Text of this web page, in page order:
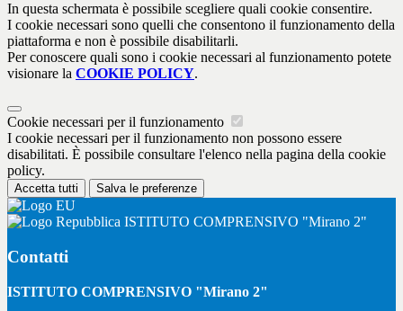
In questa schermata è possibile scegliere quali cookie consentire.
I cookie necessari sono quelli che consentono il funzionamento della
piattaforma e non è possibile disabilitarli.
Per conoscere quali sono i cookie necessari al funzionamento potete
visionare la COOKIE POLICY.
Cookie necessari per il funzionamento
I cookie necessari per il funzionamento non possono essere
disabilitati. È possibile consultare l'elenco nella pagina della cookie
policy.
Accetta tutti Salva le preferenze
ISTITUTO COMPRENSIVO "Mirano 2"
Contatti
ISTITUTO COMPRENSIVO "Mirano 2"